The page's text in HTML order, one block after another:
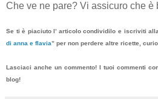
Che ve ne pare? Vi assicuro che è
Se ti è piaciuto l’ articolo condividilo e iscriviti
di anna e flavia” per non perdere altre ricette,
Lasciaci anche un commento! I tuoi commenti
blog!